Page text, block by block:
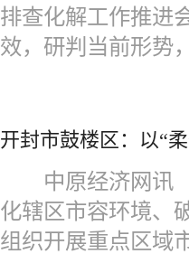
排查化解工作推进
效，研判当前形势
开封市鼓楼区：以“
中原经济网讯
化辖区市容环境、
组织开展重点区域